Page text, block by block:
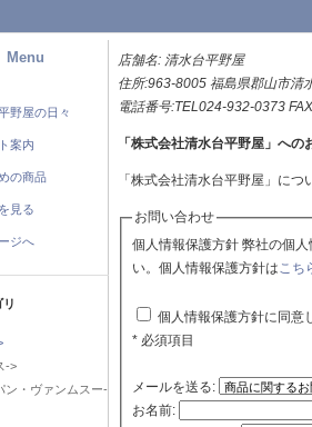
Menu
野屋の日々
案内
の商品
見る
ジへ
->
ン・ヴァンムスー-
店舗名: 清水台平野屋
住所:963-8005 福島県郡山市清
電話番号:TEL024-932-0373
「株式会社清水台平野屋」への
「株式会社清水台平野屋」に
お問い合わせ
個人情報保護方針 弊社の個人情報保護方針に同意される場合はチェックボックスをクリックしてくださ
い。個人情報保護方針はこち
個人情報保護方針に同意
* 必須項目
メールを送る:
お名前: